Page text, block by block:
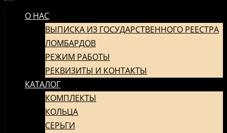
ПЕРЕЙТИ
СОДЕРЖИМОМУ
О НАС
ВЫПИСКА ИЗ ГОСУДАРСТВЕННОГО РЕЕСТРА
ЛОМБАРДОВ
РЕЖИМ РАБОТЫ
РЕКВИЗИТЫ И КОНТАКТЫ
КАТАЛОГ
КОМПЛЕКТЫ
КОЛЬЦА
СЕРЬГИ